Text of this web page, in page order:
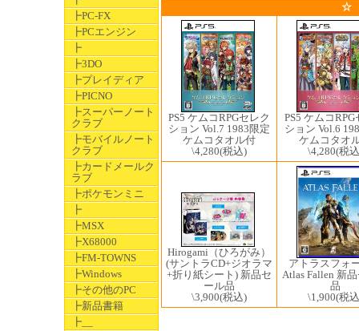
┣PC-FX
┣PCエンジン
┣
┣3DO
┣プレイディア
┣PICNO
┣スーパーノート
クラブ
┣モバイルノート
クラブ
┣カードメールク
ラブ
┣ポケモンミニ
┣
┣MSX
┣X68000
┣FM-TOWNS
┣Windows
┣その他のPC
┣新品書籍
┣__
☆
PS5 ケムコRPGセレク
ション Vol.7 1983限定
ケムコタオル付
\4,280(税込)
PS5 ケムコRPG
ション Vol.6
ケムコタオ
\4,280(税
Hirogami（ひろがみ）
(サントラCD+ジオラマ
+折り紙シート) 新品セ
ール品
\3,900(税込)
アトラスフォ
Atlas Fallen 新
品
\1,900(税